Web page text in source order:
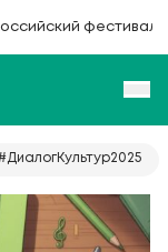
фестиваль